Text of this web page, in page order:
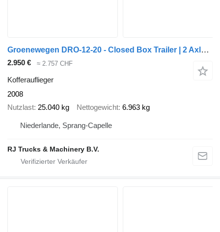
Groenewegen DRO-12-20 - Closed Box Trailer | 2 Axle | BPW Axles | NL Trail
2.950 € ≈ 2.757 CHF
Kofferauflieger
2008
Nutzlast 25.040 kg Nettogewicht 6.963 kg
Niederlande, Sprang-Capelle
RJ Trucks & Machinery B.V.